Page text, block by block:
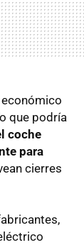
que podría
coche
para
cierres